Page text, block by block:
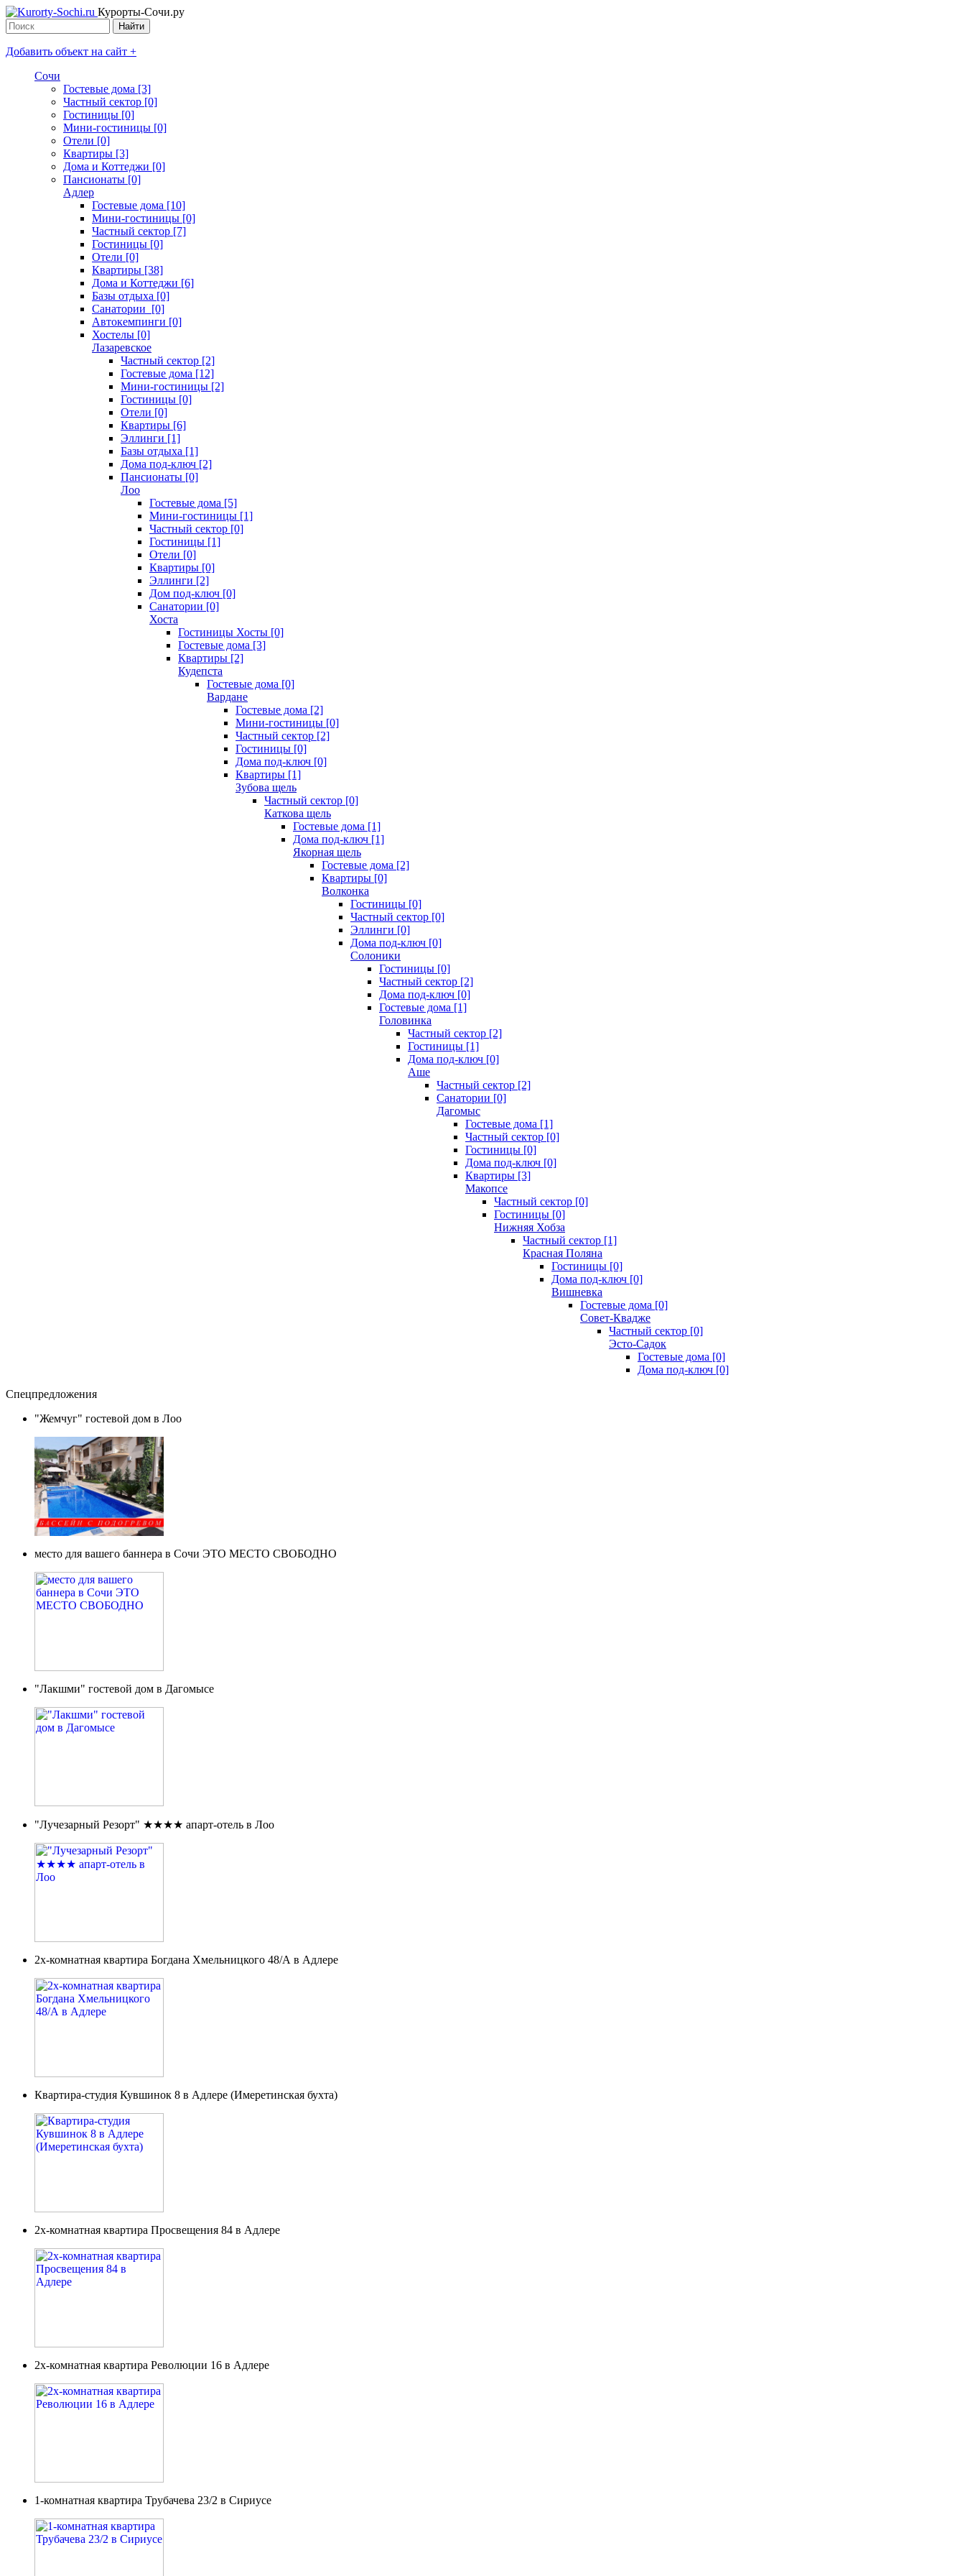
Курорты-Сочи.ру
Добавить объект на сайт +
Сочи
Гостевые дома [3]
Частный сектор [0]
Гостиницы [0]
Мини-гостиницы [0]
Отели [0]
Квартиры [3]
Дома и Коттеджи [0]
Пансионаты [0]
Адлер
Гостевые дома [10]
Мини-гостиницы [0]
Частный сектор [7]
Гостиницы [0]
Отели [0]
Квартиры [38]
Дома и Коттеджи [6]
Базы отдыха [0]
Санатории [0]
Автокемпинги [0]
Хостелы [0]
Лазаревское
Частный сектор [2]
Гостевые дома [12]
Мини-гостиницы [2]
Гостиницы [0]
Отели [0]
Квартиры [6]
Эллинги [1]
Базы отдыха [1]
Дома под-ключ [2]
Пансионаты [0]
Лоо
Гостевые дома [5]
Мини-гостиницы [1]
Частный сектор [0]
Гостиницы [1]
Отели [0]
Квартиры [0]
Эллинги [2]
Дом под-ключ [0]
Санатории [0]
Хоста
Гостиницы Хосты [0]
Гостевые дома [3]
Квартиры [2]
Кудепста
Гостевые дома [0]
Вардане
Гостевые дома [2]
Мини-гостиницы [0]
Частный сектор [2]
Гостиницы [0]
Дома под-ключ [0]
Квартиры [1]
Зубова щель
Частный сектор [0]
Каткова щель
Гостевые дома [1]
Дома под-ключ [1]
Якорная щель
Гостевые дома [2]
Квартиры [0]
Волконка
Гостиницы [0]
Частный сектор [0]
Эллинги [0]
Дома под-ключ [0]
Солоники
Гостиницы [0]
Частный сектор [2]
Дома под-ключ [0]
Гостевые дома [1]
Головинка
Частный сектор [2]
Гостиницы [1]
Дома под-ключ [0]
Аше
Частный сектор [2]
Санатории [0]
Дагомыс
Гостевые дома [1]
Частный сектор [0]
Гостиницы [0]
Дома под-ключ [0]
Квартиры [3]
Макопсе
Частный сектор [0]
Гостиницы [0]
Нижняя Хобза
Частный сектор [1]
Красная Поляна
Гостиницы [0]
Дома под-ключ [0]
Вишневка
Гостевые дома [0]
Совет-Квадже
Частный сектор [0]
Эсто-Садок
Гостевые дома [0]
Дома под-ключ [0]
Спецпредложения
"Жемчуг" гостевой дом в Лоо
место для вашего баннера в Сочи ЭТО МЕСТО СВОБОДНО
"Лакшми" гостевой дом в Дагомысе
"Лучезарный Резорт" ★★★★ апарт-отель в Лоо
2х-комнатная квартира Богдана Хмельницкого 48/А в Адлере
Квартира-студия Кувшинок 8 в Адлере (Имеретинская бухта)
2х-комнатная квартира Просвещения 84 в Адлере
2х-комнатная квартира Революции 16 в Адлере
1-комнатная квартира Трубачева 23/2 в Сириусе